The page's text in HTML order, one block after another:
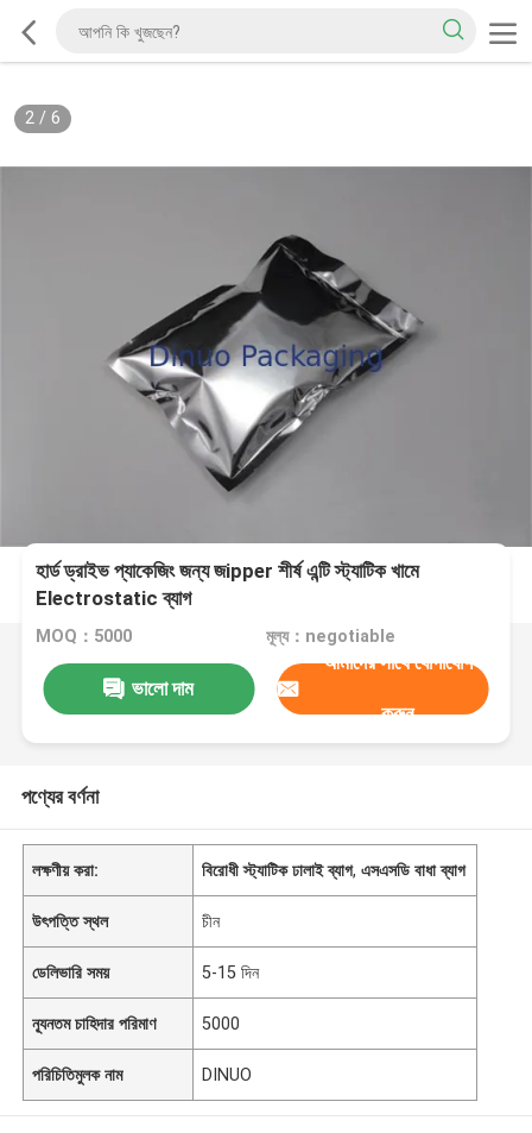
2/ 6
হার্ড ড্রাইভ প্যাকেজিং জন্য জipper শীর্ষ এন্টি স্ট্যাটিক খামে
Electrostatic ব্যাগ
MOQ：5000 মূল্য：negotiable
ভালো দাম
আমাদের সাথে যোগাযোগ
করুন
পণ্যের বর্ণনা
লক্ষণীয় করা: বিরোধী স্ট্যাটিক ঢালাই ব্যাগ,এসএসডি বাধা ব্যাগ
উৎপত্তি স্থল চীন
ডেলিভারি সময় 5-15 দিন
ন্যূনতম চাহিদার পরিমাণ 5000
পরিচিতিমুলক নাম DINUO